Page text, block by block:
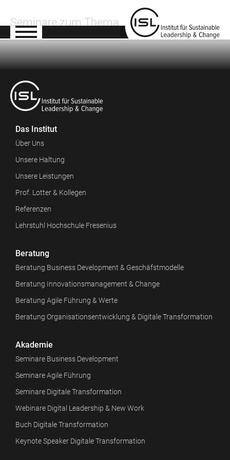
Seminare zum Thema
Das Institut
Über Uns
Unsere Haltung
Unsere Leistungen
Prof. Lotter & Kollegen
Referenzen
Lehrstuhl Hochschule Fresenius
Beratung
Beratung Business Development & Geschäfstmodelle
Beratung Innovationsmanagement & Change
Beratung Agile Führung & Werte
Beratung Organisationsentwicklung & Digitale Transformation
Akademie
Seminare Business Development
Seminare Agile Führung
Seminare Digitale Transformation
Webinare Digital Leadership & New Work
Buch Digitale Transformation
Keynote Speaker Digitale Transformation